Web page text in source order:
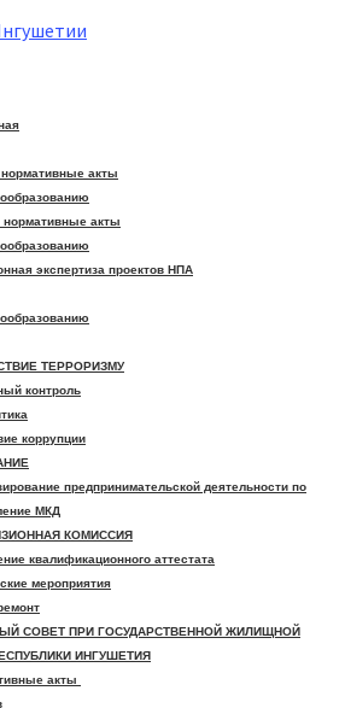
акты
нормативные акты
экспертиза проектов НПА
ТЕРРОРИЗМУ
контроль
коррупции
предпринимательской деятельности по
МКД
КОМИССИЯ
квалификационного аттестата
мероприятия
СОВЕТ ПРИ ГОСУДАРСТВЕННОЙ ЖИЛИЩНОЙ
ИНГУШЕТИЯ
акты